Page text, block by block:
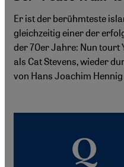
Er ist der berühmteste
gleichzeitig einer der
der 70er Jahre: Nun tourt
als Cat Stevens, wieder
von Hans Joachim Hennig